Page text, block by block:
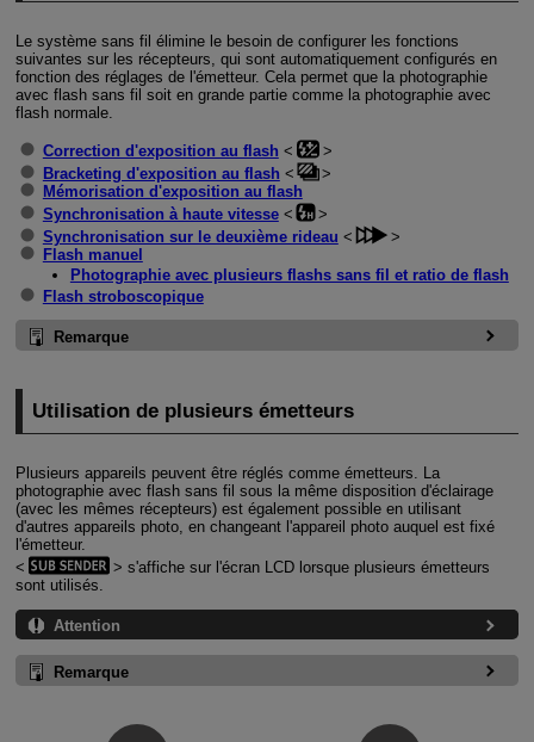
Le système sans fil élimine le besoin de configurer les fonctions
suivantes sur les récepteurs, qui sont automatiquement configurés en
fonction des réglages de l'émetteur. Cela permet que la photographie
avec flash sans fil soit en grande partie comme la photographie avec
flash normale.
Correction d'exposition au flash
Bracketing d'exposition au flash
Mémorisation d'exposition au flash
Synchronisation à haute vitesse
Synchronisation sur le deuxième rideau
Flash manuel
Photographie avec plusieurs flashs sans fil et ratio de flash
Flash stroboscopique
Remarque
Utilisation de plusieurs émetteurs
Plusieurs appareils peuvent être réglés comme émetteurs. La
photographie avec flash sans fil sous la même disposition d'éclairage
(avec les mêmes récepteurs) est également possible en utilisant
d'autres appareils photo, en changeant l'appareil photo auquel est fixé
l'émetteur.
s'affiche sur l'écran LCD lorsque plusieurs émetteurs
sont utilisés.
Attention
Remarque